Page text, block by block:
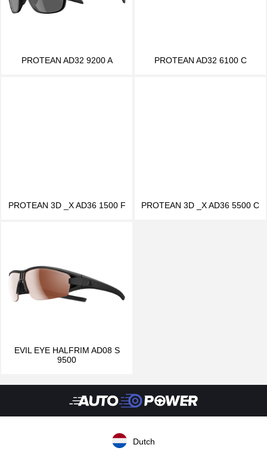
PROTEAN AD32 9200 A PROTEAN AD32 6100 C
PROTEAN 3D _X AD36 1500 F PROTEAN 3D _X AD36 5500 C
EVIL EYE HALFRIM AD08 S
9500
Dutch